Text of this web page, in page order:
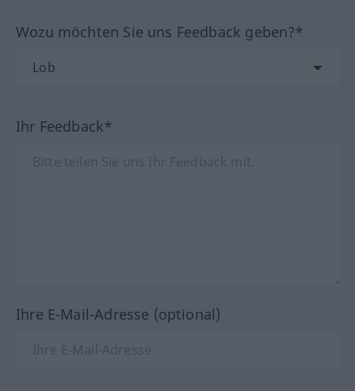
Wozu möchten Sie uns Feedback geben?*
Ihr Feedback*
Ihre E-Mail-Adresse (optional)